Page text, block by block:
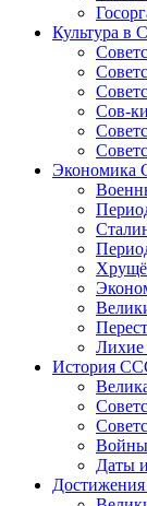
Культура в
Сов-
Экономика
Лихие
История
Даты